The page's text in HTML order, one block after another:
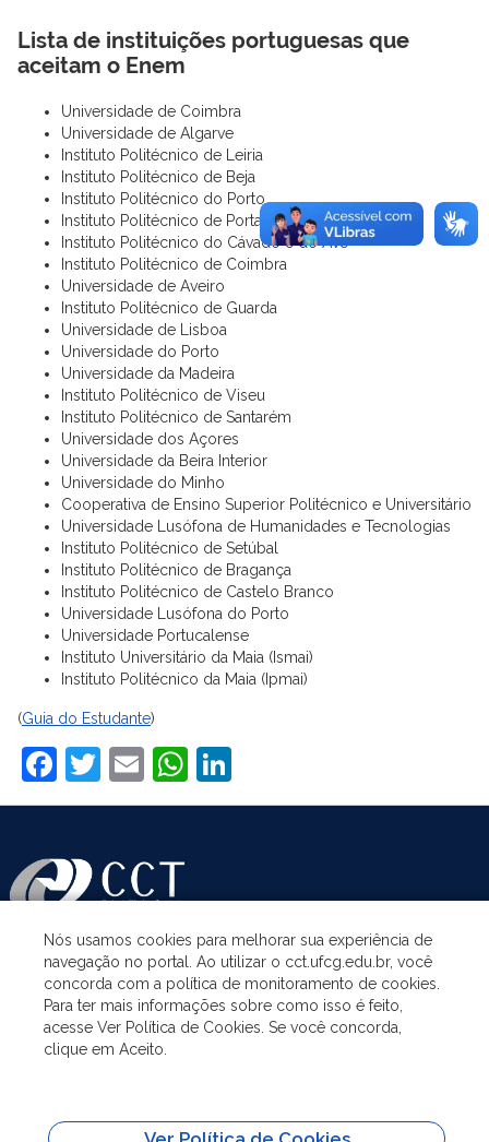
Lista de instituições portuguesas que
aceitam o Enem
Universidade de Coimbra
Universidade de Algarve
Instituto Politécnico de Leiria
Instituto Politécnico de Beja
Instituto Politécnico do Porto
Instituto Politécnico de Portalegre
Instituto Politécnico do Cávado e do Ave
Instituto Politécnico de Coimbra
Universidade de Aveiro
Instituto Politécnico de Guarda
Universidade de Lisboa
Universidade do Porto
Universidade da Madeira
Instituto Politécnico de Viseu
Instituto Politécnico de Santarém
Universidade dos Açores
Universidade da Beira Interior
Universidade do Minho
Cooperativa de Ensino Superior Politécnico e Universitário
Universidade Lusófona de Humanidades e Tecnologias
Instituto Politécnico de Setúbal
Instituto Politécnico de Bragança
Instituto Politécnico de Castelo Branco
Universidade Lusófona do Porto
Universidade Portucalense
Instituto Universitário da Maia (Ismai)
Instituto Politécnico da Maia (Ipmai)
(Guia do Estudante)
Facebook
Twitter
EmailWhatsApp
ASSUNTOS
ACESSO À INFORMAÇÃO
Nós usamos cookies para melhorar sua experiência de
navegação no portal. Ao utilizar o cct.ufcg.edu.br, você
concorda com a política de monitoramento de cookies.
Para ter mais informações sobre como isso é feito,
acesse Ver Política de Cookies. Se você concorda,
clique em Aceito.